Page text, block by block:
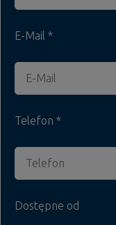
E-Mail
Telefon
Dostępne od